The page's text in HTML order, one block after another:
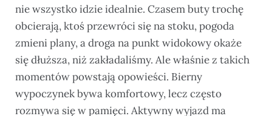
nie wszystko idzie idealnie. Czasem buty trochę
obcierają, ktoś przewróci się na stoku, pogoda
zmieni plany, a droga na punkt widokowy okaże
się dłuższa, niż zakładaliśmy. Ale właśnie z takich
momentów powstają opowieści. Bierny
wypoczynek bywa komfortowy, lecz często
rozmywa się w pamięci. Aktywny wyjazd ma